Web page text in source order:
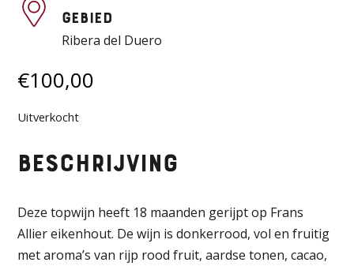
Gebied
Ribera del Duero
€100,00
Uitverkocht
Beschrijving
Deze topwijn heeft 18 maanden gerijpt op Frans
Allier eikenhout. De wijn is donkerrood, vol en fruitig
met aroma’s van rijp rood fruit, aardse tonen, cacao,